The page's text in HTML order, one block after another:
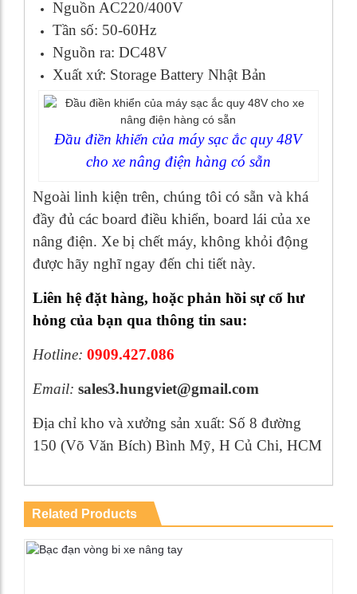
Nguồn AC220/400V
Tần số: 50-60Hz
Nguồn ra: DC48V
Xuất xứ: Storage Battery Nhật Bản
Đầu điền khiển của máy sạc ắc quy 48V
cho xe nâng điện hàng có sẵn
Ngoài linh kiện trên, chúng tôi có sẵn và khá
đầy đủ các board điều khiển, board lái của xe
nâng điện. Xe bị chết máy, không khỏi động
được hãy nghĩ ngay đến chi tiết này.
Liên hệ đặt hàng, hoặc phản hồi sự cố hư
hỏng của bạn qua thông tin sau:
Hotline: 0909.427.086
Email: sales3.hungviet@gmail.com
Địa chỉ kho và xưởng sản xuất: Số 8 đường
150 (Võ Văn Bích) Bình Mỹ, H Củ Chi, HCM
Related Products